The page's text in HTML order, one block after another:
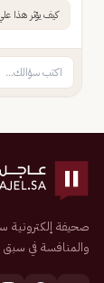
كيف يؤثر هذا
والمنافسة في سبق